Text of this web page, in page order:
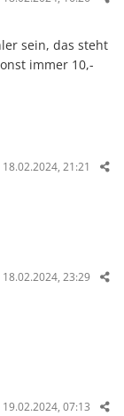
sein, das steht
immer 10,-
18.02.2024, 21:21
18.02.2024, 23:29
19.02.2024, 07:13